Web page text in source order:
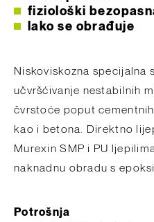
fiziološki
lako se obrađuje
Niskoviskozna specijalna
učvršćivanje nestabilnih
čvrstoće poput
kao i betona. Direktno
Murexin SMP i PU
naknadnu obradu s
Potrošnja